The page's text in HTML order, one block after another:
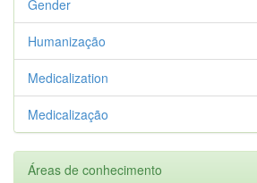
Gender
Humanização
Medicalization
Medicalização
Áreas de conhecimento